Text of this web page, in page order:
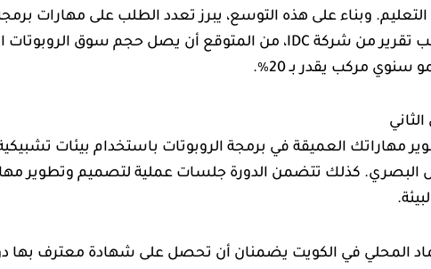
التعليم. وبناء على هذه التوسع، يبرز تعدد الطلب على مهارات
مهاراتك العميقة في برمجة الروبوتات باستخدام بيئات
البصري. كذلك تتضمن الدورة جلسات عملية لتصميم وتطوير مهام
المحلي في الكويت يضمنان أن تحصل على شهادة معترف